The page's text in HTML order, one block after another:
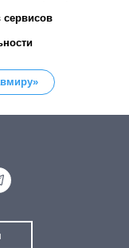
сервисов